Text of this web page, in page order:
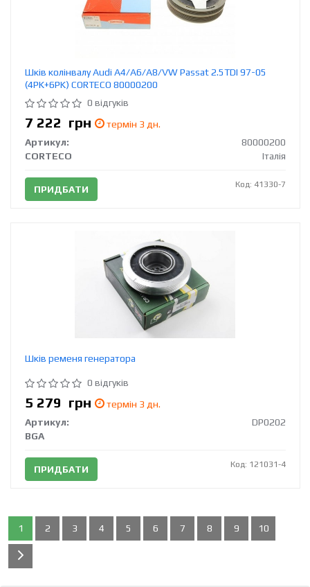
Шків колінвалу Audi A4/A6/A8/VW Passat 2.5TDI 97-05
(4PK+6PK) CORTECO 80000200
0 відгуків
7 222 грн
термін 3 дн.
Артикул:
80000200
CORTECO
Італія
ПРИДБАТИ Код: 41330-7
Шків ременя генератора
0 відгуків
5 279 грн
термін 3 дн.
Артикул:
DP0202
BGA
ПРИДБАТИ Код: 121031-4
1 2 3 4 5 6 7 8 9 10